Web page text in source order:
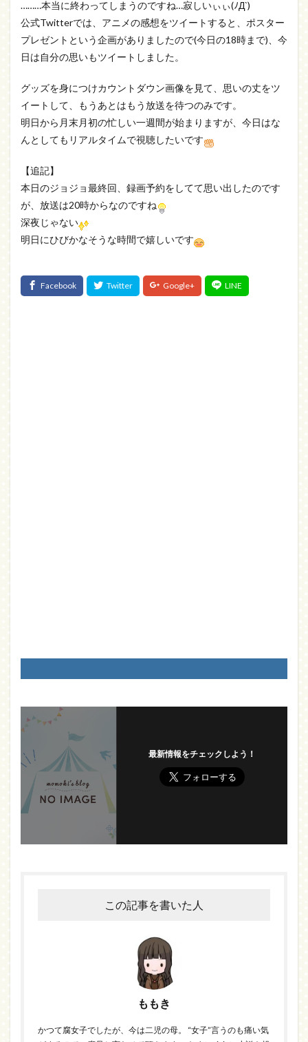
………本当に終わってしまうのですね…寂しいぃぃ(ﾉД`)
公式Twitterでは、アニメの感想をツイートすると、ポスター
プレゼントという企画がありましたので(今日の18時まで)、今
日は自分の思いもツイートしました。
グッズを身につけカウントダウン画像を見て、思いの丈をツ
イートして、もうあとはもう放送を待つのみです。
明日から月末月初の忙しい一週間が始まりますが、今日はな
んとしてもリアルタイムで視聴したいです
【追記】
本日のジョジョ最終回、録画予約をしてて思い出したのです
が、放送は20時からなのですね
深夜じゃない
明日にひびかなそうな時間で嬉しいです
最新情報をチェックしよう！
この記事を書いた人
ももき
かつて腐女子でしたが、今は二児の母。 “女子”言うのも痛い気